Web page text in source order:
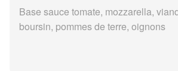
Base sauce tomate, mozzarella,
boursin, pommes de terre, oignons